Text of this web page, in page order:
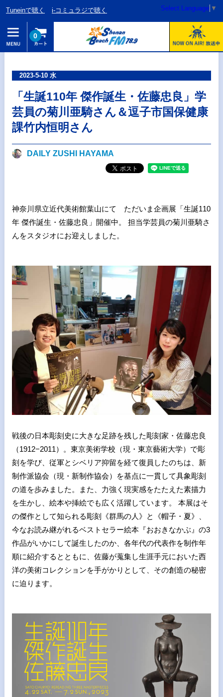
Tuneinで聴く i-コミュラジで聴く Select Language ▼
0
2023-5-10 水
「生誕110年 傑作誕生・佐藤忠良」学
芸員の菊川亜騎さん＆逗子市国保健康
課竹内恒明さん
DAILY ZUSHI HAYAMA
神奈川県立近代美術館葉山にて ただいま企画展「生誕110
年 傑作誕生・佐藤忠良」開催中。 担当学芸員の菊川亜騎さ
んをスタジオにお迎えしました。
戦後の日本彫刻史に大きな足跡を残した彫刻家・佐藤忠良
（1912−2011）。東京美術学校（現・東京藝術大学）で彫
刻を学び、従軍とシベリア抑留を経て復員したのちは、新
制作派協会（現・新制作協会）を基点に一貫して具象彫刻
の道を歩みました。また、力強く現実感をたたえた素描力
を生かし、絵本や挿絵でも広く活躍しています。 本展はそ
の傑作として知られる彫刻《群馬の人》と《帽子・夏》、
今なお読み継がれるベストセラー絵本『おおきなかぶ』の3
作品がいかにして誕生したのか、各年代の代表作を制作年
順に紹介するとともに、佐藤が蒐集し生涯手元においた西
洋の美術コレクションを手がかりとして、その創造の秘密
に迫ります。